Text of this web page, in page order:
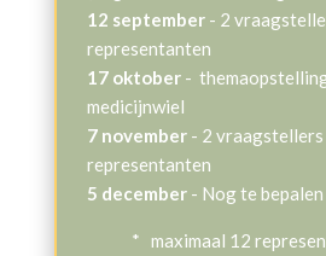
12 september- 2
representanten
17 oktober-
medicijnwiel
7 november- 2 vraagstellers
representanten
5 december- Nog te bepalen
* maximaal 12